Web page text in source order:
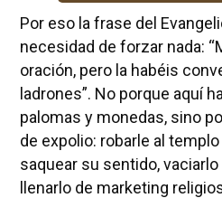
Por eso la frase del
necesidad de forzar nada:
oración, pero la habéis
ladrones”. No porque aquí
palomas y monedas, sino
de expolio: robarle al
saquear su sentido,
llenarlo de marketing